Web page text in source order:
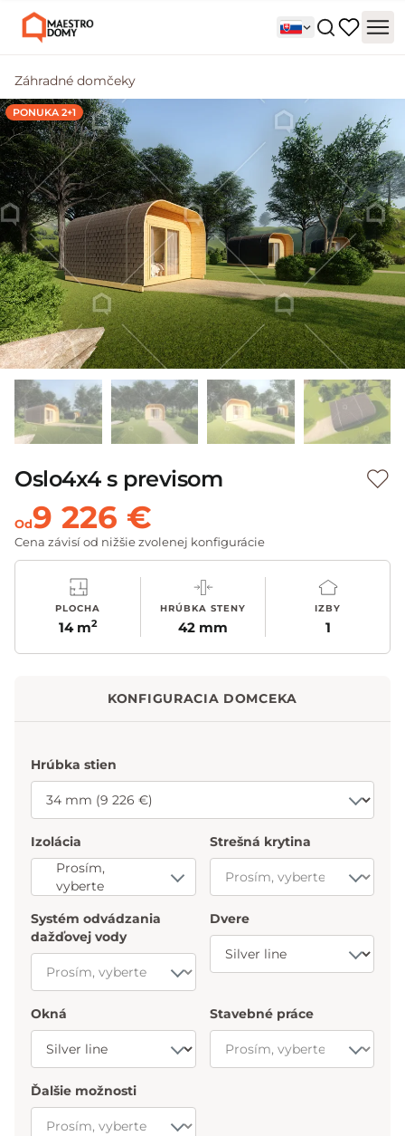
PONUKA 2+1
Záhradné domčeky
Oslo4x4 s previsom
Od9 226 €
Cena závisí od nižšie zvolenej konfigurácie
PLOCHA
14 m2
HRÚBKA STENY
42 mm
IZBY
1
KONFIGURACIA DOMCEKA
Hrúbka stien
Izolácia
Prosím,
vyberte
Strešná krytina
Systém odvádzania
dažďovej vody
Dvere
Okná Stavebné práce
Ďalšie možnosti